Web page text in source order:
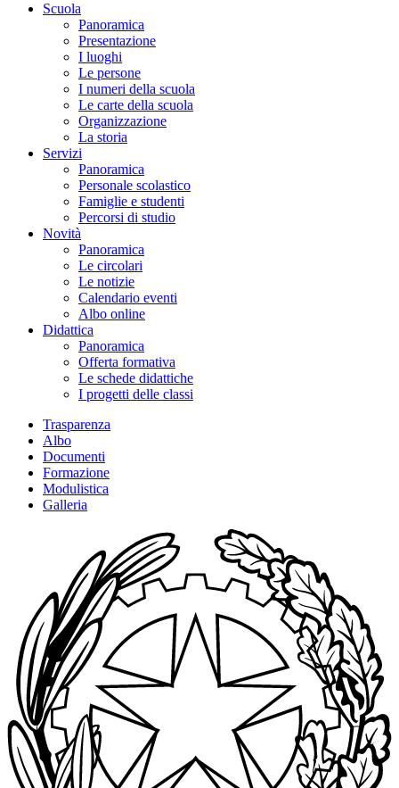
Scuola
Panoramica
Presentazione
I luoghi
Le persone
I numeri della scuola
Le carte della scuola
Organizzazione
La storia
Servizi
Panoramica
Personale scolastico
Famiglie e studenti
Percorsi di studio
Novità
Panoramica
Le circolari
Le notizie
Calendario eventi
Albo online
Didattica
Panoramica
Offerta formativa
Le schede didattiche
I progetti delle classi
Trasparenza
Albo
Documenti
Formazione
Modulistica
Galleria